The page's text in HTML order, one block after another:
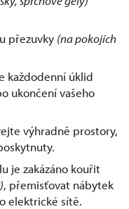
přezuvky (na pokojích
každodenní úklid
ukončení vašeho
výhradně prostory,
je zakázáno kouřit
, přemisťovat nábytek
elektrické sítě.